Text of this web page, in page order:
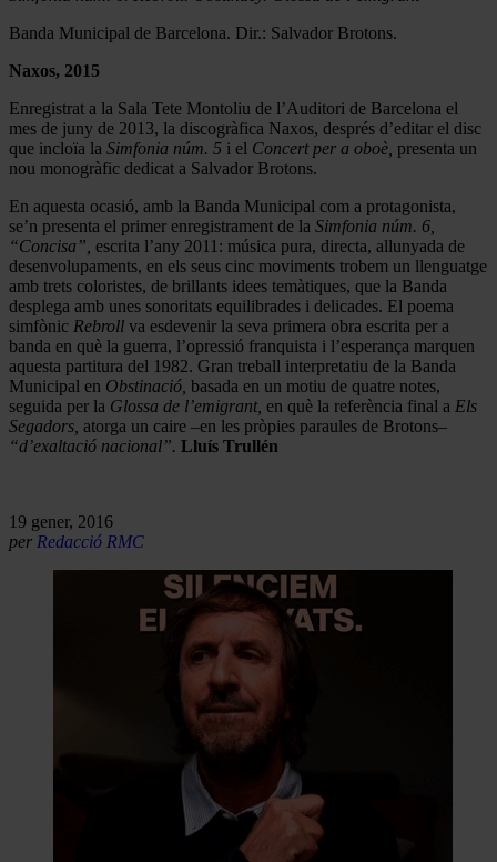
Banda Municipal de Barcelona. Dir.: Salvador Brotons.
Naxos, 2015
Enregistrat a la Sala Tete Montoliu de l’Auditori de Barcelona el
mes de juny de 2013, la discogràfica Naxos, després d’editar el disc
que incloïa la Simfonia núm. 5 i el Concert per a oboè, presenta un
nou monogràfic dedicat a Salvador Brotons.
En aquesta ocasió, amb la Banda Municipal com a protagonista,
se’n presenta el primer enregistrament de la Simfonia núm. 6,
“Concisa”, escrita l’any 2011: música pura, directa, allunyada de
desenvolupaments, en els seus cinc moviments trobem un llenguatge
amb trets coloristes, de brillants idees temàtiques, que la Banda
desplega amb unes sonoritats equilibrades i delicades. El poema
simfònic Rebroll va esdevenir la seva primera obra escrita per a
banda en què la guerra, l’opressió franquista i l’esperança marquen
aquesta partitura del 1982. Gran treball interpretatiu de la Banda
Municipal en Obstinació, basada en un motiu de quatre notes,
seguida per la Glossa de l’emigrant, en què la referència final a Els
Segadors, atorga un caire –en les pròpies paraules de Brotons–
“d’exaltació nacional”. Lluís Trullén
19 gener, 2016
per Redacció RMC